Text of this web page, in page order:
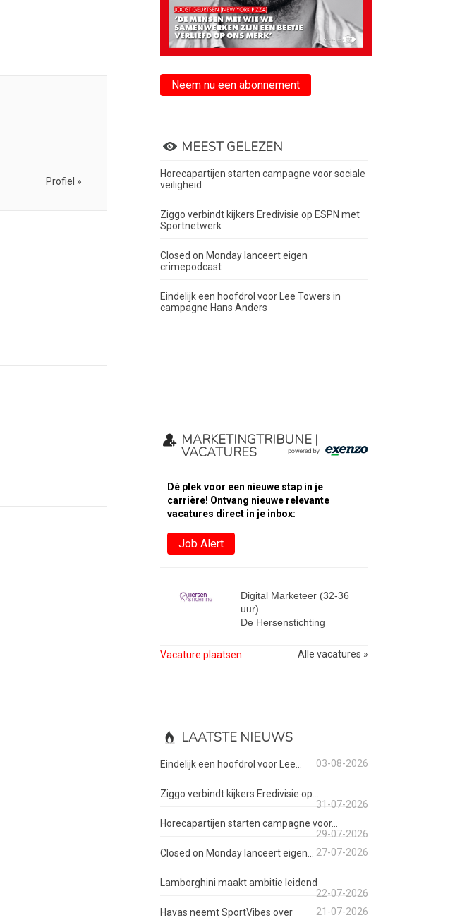
Profiel »
Neem nu een abonnement
MEEST GELEZEN
Horecapartijen starten campagne voor sociale
veiligheid
Ziggo verbindt kijkers Eredivisie op ESPN met
Sportnetwerk
Closed on Monday lanceert eigen
crimepodcast
Eindelijk een hoofdrol voor Lee Towers in
campagne Hans Anders
MARKETINGTRIBUNE |
VACATURES
Dé plek voor een nieuwe stap in je
carrière! Ontvang nieuwe relevante
vacatures direct in je inbox:
Job Alert
Digital Marketeer (32-36
uur)
De Hersenstichting
Vacature plaatsen Alle vacatures »
LAATSTE NIEUWS
Eindelijk een hoofdrol voor Lee... 03-08-2026
Ziggo verbindt kijkers Eredivisie op...
31-07-2026
Horecapartijen starten campagne voor...
29-07-2026
Closed on Monday lanceert eigen...
27-07-2026
Lamborghini maakt ambitie leidend
22-07-2026
Havas neemt SportVibes over
21-07-2026